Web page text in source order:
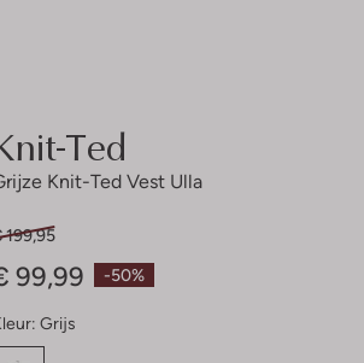
Ted
Knit-Ted Vest Ulla
-50%
199,95
99,99
Grijs